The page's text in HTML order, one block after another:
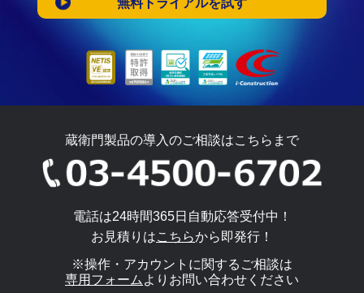
蔵衛門製品の導入のご相談はこちらまで
電話は24時間365日自動応答受付中！
お見積りはこちらから即発行！
※操作・アカウントに関するご相談は
専用フォーム よりお問い合わせください